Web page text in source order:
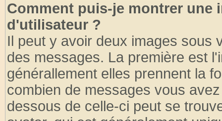
Comment puis-je montrer une
d'utilisateur ?
Il peut y avoir deux images sous
des messages. La première est
générallement elles prennent la
combien de messages vous
dessous de celle-ci peut se